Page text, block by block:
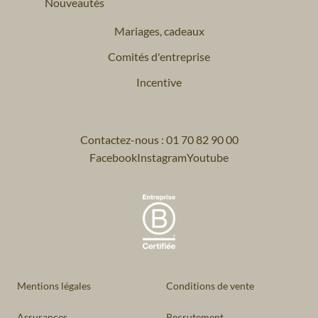
Mariages, cadeaux
Comités d'entreprise
Incentive
Contactez-nous : 01 70 82 90 00
FacebookInstagramYoutube
Mentions légales Conditions de vente